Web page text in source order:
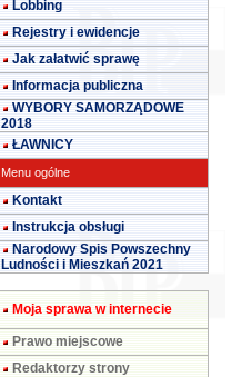
Lobbing
Rejestry i ewidencje
Jak załatwić sprawę
Informacja publiczna
WYBORY SAMORZĄDOWE
2018
ŁAWNICY
Menu ogólne
Kontakt
Instrukcja obsługi
Narodowy Spis Powszechny
Ludności i Mieszkań 2021
Moja sprawa w internecie
Prawo miejscowe
Redaktorzy strony